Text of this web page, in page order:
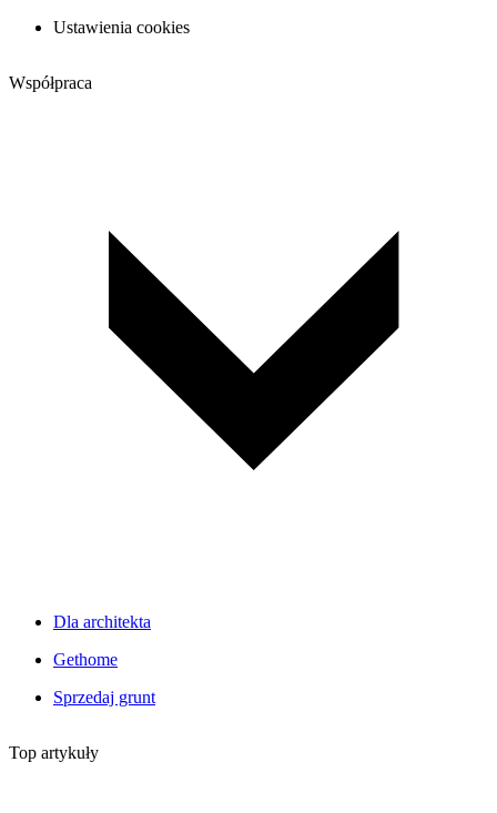
Ustawienia cookies
Współpraca
Dla architekta
Gethome
Sprzedaj grunt
Top artykuły